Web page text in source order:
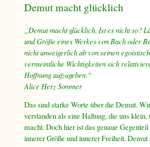
Demut macht glücklich
„Demut macht glücklich. Ist es nicht so?
und Größe eines Werkes von Bach oder
nicht unweigerlich ab von seinen
vermeintliche Wichtigkeiten sich
Hoffnung aufzugeben.“
Alice Herz Sommer
Das sind starke Worte über die Demut.
verstanden als eine Haltung, die uns
macht. Doch hier ist das genaue
innerer Größe und innerer Freiheit.